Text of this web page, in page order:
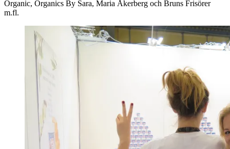
Organic, Organics By Sara, Maria Åkerberg och Bruns Frisörer
m.fl.